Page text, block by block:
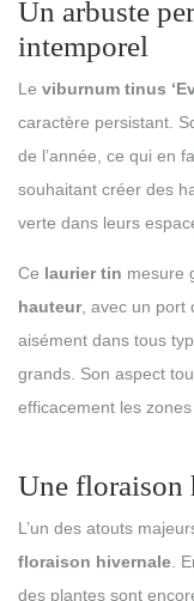
Un arbuste
intemporel
Le viburnum tinus
caractère persistant.
de l’année, ce qui en
souhaitant créer des
verte dans leurs
Ce laurier tin mesure
hauteur, avec un port
aisément dans tous
grands. Son aspect
efficacement les zones
Une floraison
L’un des atouts
floraison hivernale .
des plantes sont